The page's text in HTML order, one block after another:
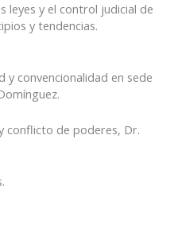
leyes y el control judicial de
y tendencias.
y convencionalidad en sede
conflicto de poderes, Dr.